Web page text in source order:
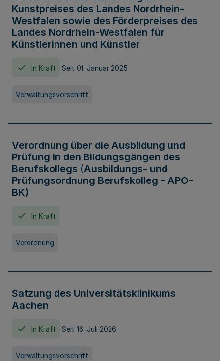
Kunstpreises des Landes Nordrhein-
Westfalen sowie des Förderpreises des
Landes Nordrhein-Westfalen für
Künstlerinnen und Künstler
In Kraft Seit 01. Januar 2025
Verwaltungsvorschrift
Verordnung über die Ausbildung und
Prüfung in den Bildungsgängen des
Berufskollegs (Ausbildungs- und
Prüfungsordnung Berufskolleg - APO-
BK)
In Kraft
Verordnung
Satzung des Universitätsklinikums
Aachen
In Kraft Seit 16. Juli 2026
Verwaltungsvorschrift